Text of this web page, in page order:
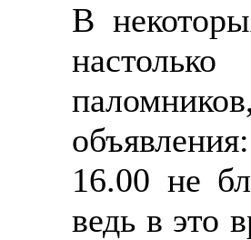
В
16.00 не
ведь в это